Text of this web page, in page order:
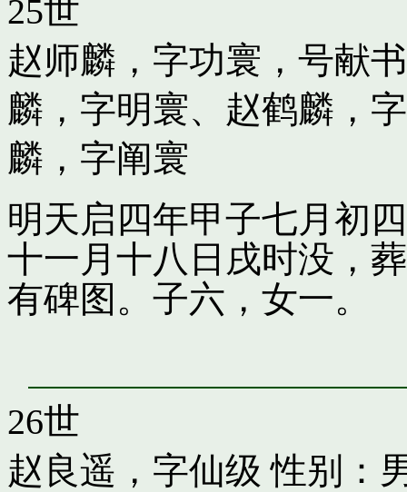
25世
赵师麟，字功寰，号献书
麟，字明寰、 赵鹤麟，
麟，字阐寰
明天启四年甲子七月初
十一月十八日戌时没，
有碑图。子六，女一。
26世
赵良遥，字仙级 性别：